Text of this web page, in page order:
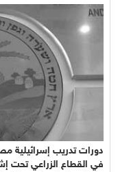
دورات تدريب إسرائيلية
في القطاع الزراعي تحت